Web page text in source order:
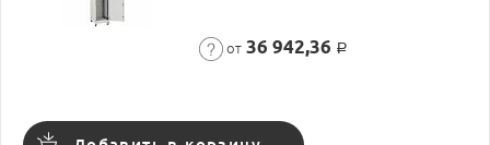
от 36 942,36 Р